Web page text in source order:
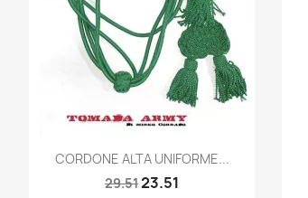
Quick view
CORDONE ALTA UNIFORME...
29.5123.51